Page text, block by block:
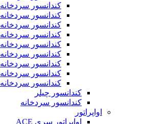
کندانسور سردخانه ACS-450A
کندانسور سردخانه ACS-450B
کندانسور سردخانه ACS-450C
کندانسور سردخانه ACS-463A
کندانسور سردخانه ACS-463B
کندانسور سردخانه ACS-463C
کندانسور سردخانه ACS-663A
کندانسور سردخانه ACS-663B
کندانسور سردخانه ACS-663C
کندانسور چیلر
کندانسور سردخانه
اواپراتور
اواپراتور سری ACE